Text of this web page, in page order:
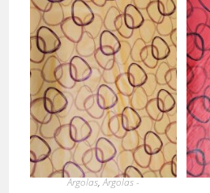
Argolas,Argolas -